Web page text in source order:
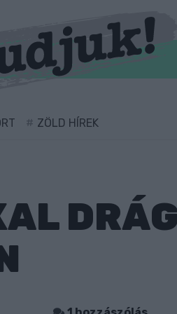
ZÖLD HÍREK